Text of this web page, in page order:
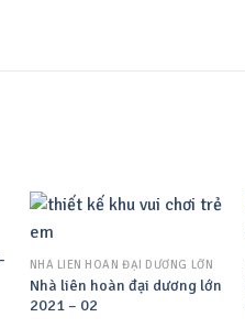
NHÀ LIÊN HOÀN ĐẠI DƯƠNG LỚN
Nhà liên hoàn đại dương lớn
2021 – 02